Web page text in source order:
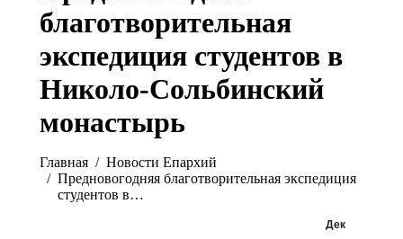
благотворительная
экспедиция студентов в
Николо-Сольбинский
монастырь
Главная
Новости Епархий
Предновогодняя благотворительная экспедиция
студентов в…
Дек